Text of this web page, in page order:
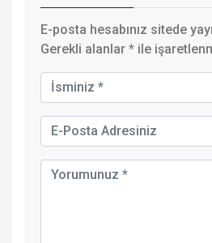
E-posta hesabınız sitede
Gerekli alanlar * ile